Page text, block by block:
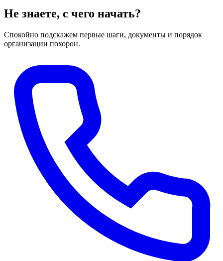
Не знаете, с чего начать?
Спокойно подскажем первые шаги, документы и порядок
организации похорон.